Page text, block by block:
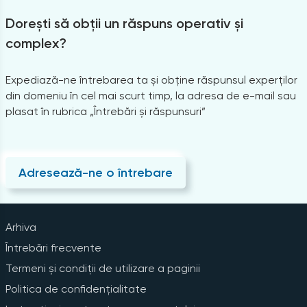
Dorești să obții un răspuns operativ și
complex?
Expediază-ne întrebarea ta și obține răspunsul experților
din domeniu în cel mai scurt timp, la adresa de e-mail sau
plasat în rubrica „Întrebări și răspunsuri”
Adresează-ne o întrebare
Arhiva
Întrebări frecvente
Termeni și condiții de utilizare a paginii
Politica de confidențialitate